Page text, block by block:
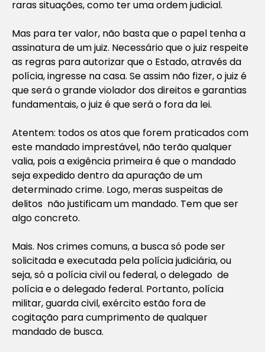
raras situações, como ter uma ordem judicial.
Mas para ter valor, não basta que o papel tenha a
assinatura de um juiz. Necessário que o juiz respeite
as regras para autorizar que o Estado, através da
polícia, ingresse na casa. Se assim não fizer, o juiz é
que será o grande violador dos direitos e garantias
fundamentais, o juiz é que será o fora da lei.
Atentem: todos os atos que forem praticados com
este mandado imprestável, não terão qualquer
valia, pois a exigência primeira é que o mandado
seja expedido dentro da apuração de um
determinado crime. Logo, meras suspeitas de
delitos não justificam um mandado. Tem que ser
algo concreto.
Mais. Nos crimes comuns, a busca só pode ser
solicitada e executada pela polícia judiciária, ou
seja, só a polícia civil ou federal, o delegado de
polícia e o delegado federal. Portanto, polícia
militar, guarda civil, exército estão fora de
cogitação para cumprimento de qualquer
mandado de busca.